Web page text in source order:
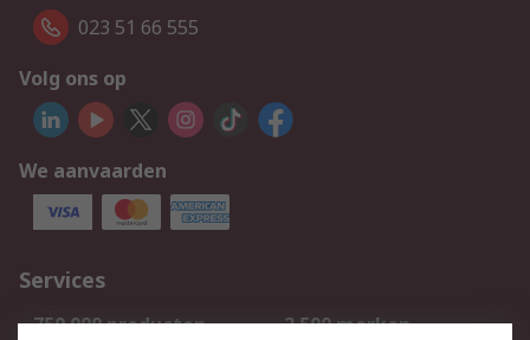
023 51 66 555
Volg ons op
We aanvaarden
Services
750.000 producten
2.500 merken